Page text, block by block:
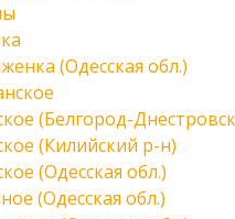
(Одесская обл.)
(Белгород-
(Килийский р-н)
(Одесская обл.)
(Одесская обл.)